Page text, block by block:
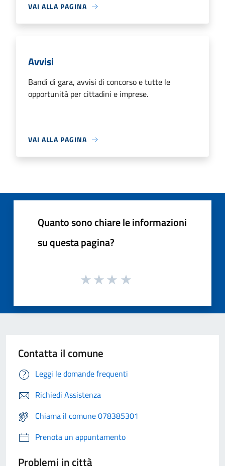
VAI ALLA PAGINA
Avvisi
Bandi di gara, avvisi di concorso e tutte le
opportunità per cittadini e imprese.
VAI ALLA PAGINA
Quanto sono chiare le informazioni
su questa pagina?
Contatta il comune
Leggi le domande frequenti
Richiedi Assistenza
Chiama il comune 078385301
Prenota un appuntamento
Problemi in città